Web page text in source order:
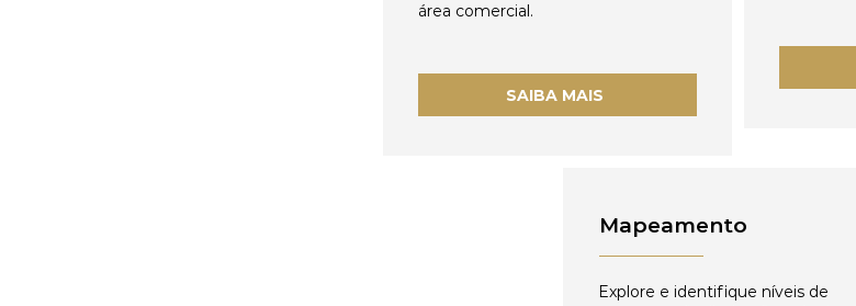
área comercial.
SAIBA MAIS
Mapeamento
Explore e identifique níveis de